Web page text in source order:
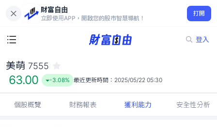
財富自由
立即使用APP，開啟您的股市智慧導航！
打開
登入
63.00
-3.08%
美萌 7555
63.00 -3.08% 最近更新時間： 2025/05/22 05:30
個股概覽 財務報表 獲利能力 安全性分析